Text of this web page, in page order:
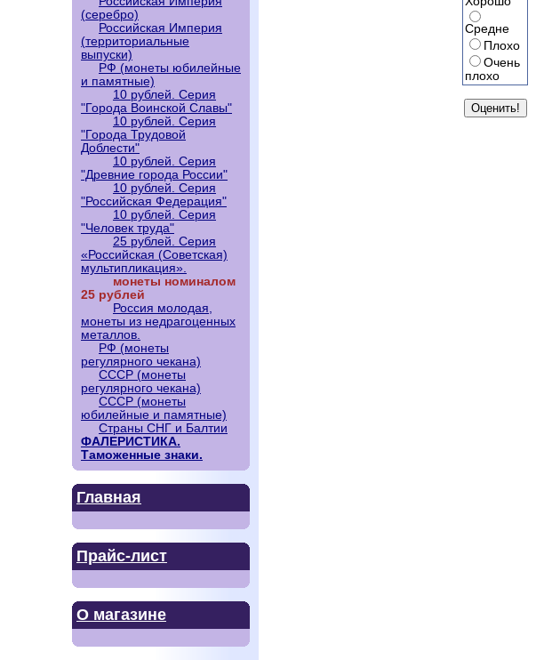
(серебро)
Российская Империя
(территориальные
выпуски)
РФ (монеты юбилейные
и памятные)
10 рублей. Серия
"Города Воинской Славы"
10 рублей. Серия
"Города Трудовой
Доблести"
10 рублей. Серия
"Древние города России"
10 рублей. Серия
"Российская Федерация"
10 рублей. Серия
"Человек труда"
25 рублей. Серия
«Российская (Советская)
мультипликация».
монеты номиналом
25 рублей
Россия молодая,
монеты из недрагоценных
металлов.
РФ (монеты
регулярного чекана)
СССР (монеты
регулярного чекана)
СССР (монеты
юбилейные и памятные)
Страны СНГ и Балтии
ФАЛЕРИСТИКА.
Таможенные знаки.
Главная
Прайс-лист
О магазине
Средне
Плохо
Очень
плохо